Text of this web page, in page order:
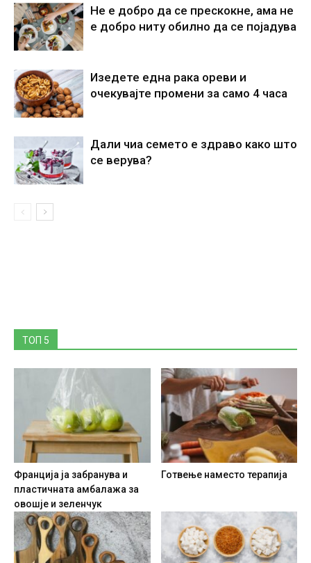
Не е добро да се прескокне, ама не
е добро ниту обилно да се појадува
Изедете една рака ореви и
очекувајте промени за само 4 часа
Дали чиа семето е здраво како што
се верува?
ТОП 5
Франција ја забранува и
пластичната амбалажа за
овошје и зеленчук
Готвење наместо терапија